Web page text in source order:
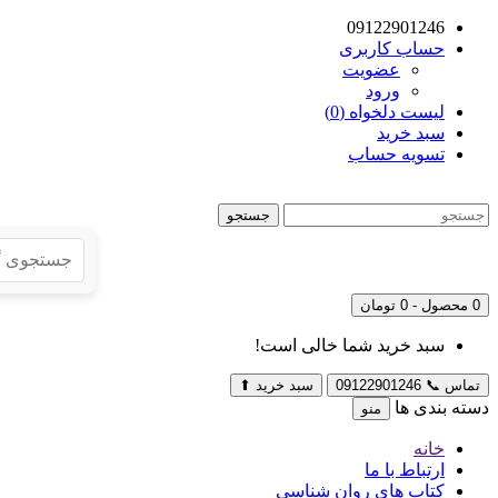
09122901246
حساب کاربری
عضویت
ورود
لیست دلخواه (0)
سبد خرید
تسویه حساب
جستجو
0 محصول - 0 تومان
سبد خرید شما خالی است!
تماس 📞
09122901246 سبد خرید ⬆
دسته بندی ها منو
خانه
ارتباط با ما
کتاب های روان شناسی